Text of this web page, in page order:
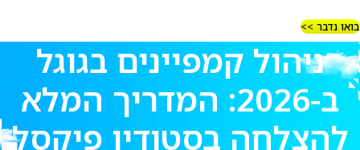
בואו נדבר >>
ניהול קמפיינים בגוגל
ב-2026: המדריך המלא
להצלחה בסטודיו פיקסל